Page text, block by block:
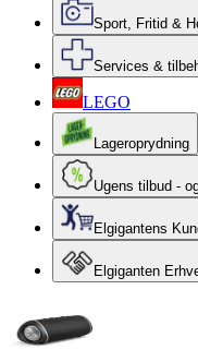
Sport, Fritid &
Services &
LEGO
Lageroprydning
Ugens tilbud -
Elgigantens
Elgiganten